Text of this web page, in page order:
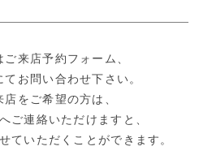
ご来店予約フォーム、
てお問い合わせ下さい。
店をご希望の方は、
ご連絡いただけますと、
ていただくことができます。